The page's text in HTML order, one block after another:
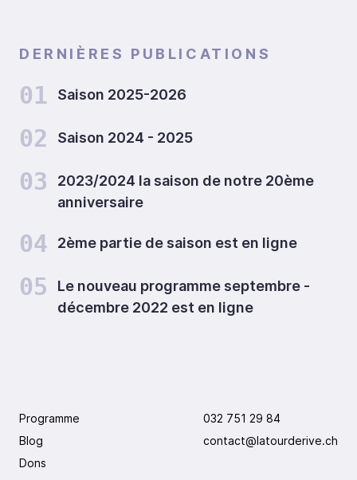
DERNIÈRES PUBLICATIONS
01 Saison 2025-2026
02 Saison 2024 - 2025
03
2023/2024 la saison de notre 20ème
anniversaire
04 2ème partie de saison est en ligne
05
Le nouveau programme septembre -
décembre 2022 est en ligne
Programme
Blog
Dons
032 751 29 84
contact@latourderive.ch